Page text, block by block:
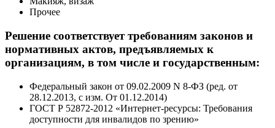
Прочее
Решение соответствует требованиям законов и
нормативных актов, предъявляемых к
организациям, в том числе и государственным:
Федеральный закон от 09.02.2009 N 8-ФЗ (ред. от
28.12.2013, с изм. От 01.12.2014)
ГОСТ Р 52872-2012 «Интернет-ресурсы: Требования
доступности для инвалидов по зрению»